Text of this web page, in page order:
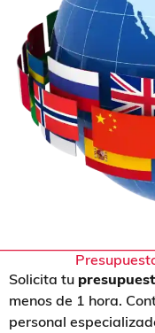
Solicita tu
menos de 1 hora.
personal